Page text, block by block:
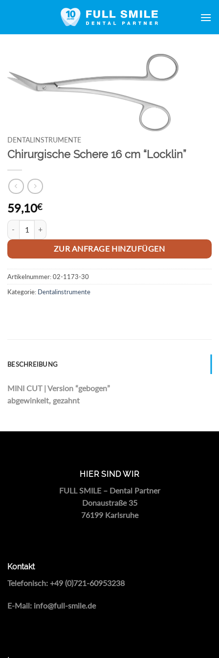
DENTALINSTRUMENTE
Chirurgische Schere 16 cm “Locklin”
59,10€
Chirurgische Schere 16 cm "Locklin" Menge
ZUR ANFRAGE HINZUFÜGEN
Artikelnummer:02-1173-30
Kategorie: Dentalinstrumente
BESCHREIBUNG
MINI CUT | Version “gebogen”
abgewinkelt, gezahnt
HIER SIND WIR
FULL SMILE – Dental Partner
Donaustraße 35
76199 Karlsruhe
Kontakt
Telefonisch: +49 (0)721-60953238
E-Mail: info@full-smile.de